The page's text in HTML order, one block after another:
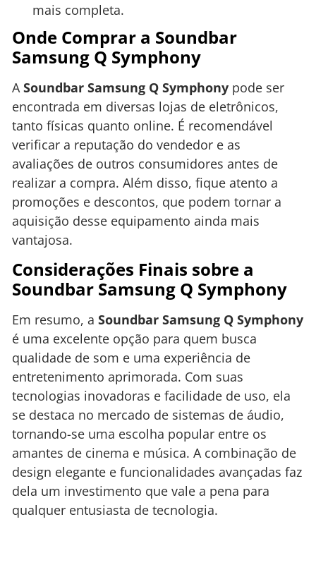
mais completa.
Onde Comprar a Soundbar
Samsung Q Symphony
A Soundbar Samsung Q Symphony pode ser
encontrada em diversas lojas de eletrônicos,
tanto físicas quanto online. É recomendável
verificar a reputação do vendedor e as
avaliações de outros consumidores antes de
realizar a compra. Além disso, fique atento a
promoções e descontos, que podem tornar a
aquisição desse equipamento ainda mais
vantajosa.
Considerações Finais sobre a
Soundbar Samsung Q Symphony
Em resumo, a Soundbar Samsung Q Symphony
é uma excelente opção para quem busca
qualidade de som e uma experiência de
entretenimento aprimorada. Com suas
tecnologias inovadoras e facilidade de uso, ela
se destaca no mercado de sistemas de áudio,
tornando-se uma escolha popular entre os
amantes de cinema e música. A combinação de
design elegante e funcionalidades avançadas faz
dela um investimento que vale a pena para
qualquer entusiasta de tecnologia.